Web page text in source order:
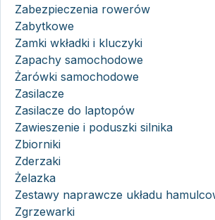
Zabezpieczenia rowerów
Zabytkowe
Zamki wkładki i kluczyki
Zapachy samochodowe
Żarówki samochodowe
Zasilacze
Zasilacze do laptopów
Zawieszenie i poduszki silnika
Zbiorniki
Zderzaki
Żelazka
Zestawy naprawcze układu
Zgrzewarki